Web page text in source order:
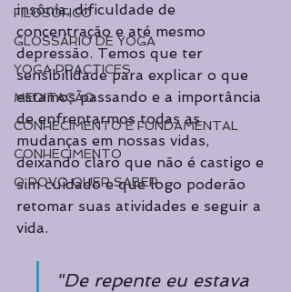
FILOSÓFICO
GLOSSÁRIO DE YOGA
YOGA PRACTICES
MEDITAÇÃO
CONHECIMENTO É FUNDAMENTAL
CONHECIMENTO
O POVO QUER SABER
insônia, dificuldade de
concentração e até mesmo
depressão. Temos que ter
sensibilidade para explicar o que
estamos passando e a importância
de enfrentarmos todas as
mudanças em nossas vidas,
deixando claro que não é castigo e
sim cuidado e que logo poderão
retomar suas atividades e seguir a
vida.
"De repente eu estava